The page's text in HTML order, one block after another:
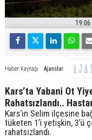
19:06
Haber Kaynağı Ajanslar
Kars’ta Yabani Ot
Rahatsızlandı..
Kars’ın Selim ilçesine
tüketen 1’i yetişkin, 3’ü
rahatsızlandı.